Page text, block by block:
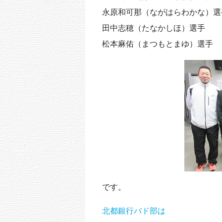
k
永原和可那（ながはらわかな）
田中志穂（たなかしほ）選手
松本麻佑（まつもとまゆ）選手
です。
北都銀行バド部は